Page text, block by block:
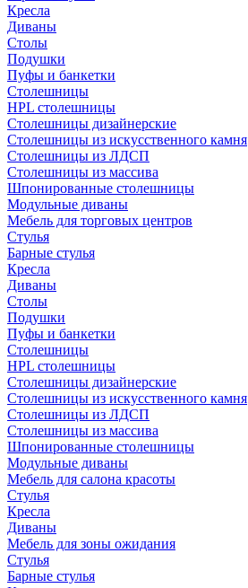
Кресла
Диваны
Столы
Подушки
Пуфы и банкетки
Столешницы
HPL столешницы
Столешницы дизайнерские
Столешницы из искусственного камня
Столешницы из ЛДСП
Столешницы из массива
Шпонированные столешницы
Модульные диваны
Мебель для торговых центров
Стулья
Барные стулья
Кресла
Диваны
Столы
Подушки
Пуфы и банкетки
Столешницы
HPL столешницы
Столешницы дизайнерские
Столешницы из искусственного камня
Столешницы из ЛДСП
Столешницы из массива
Шпонированные столешницы
Модульные диваны
Мебель для салона красоты
Стулья
Кресла
Диваны
Мебель для зоны ожидания
Стулья
Барные стулья